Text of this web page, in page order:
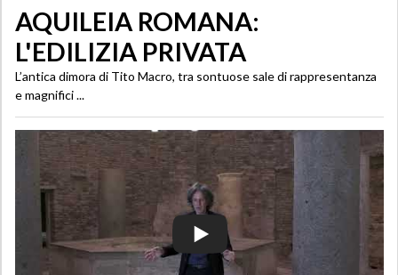
AQUILEIA ROMANA:
L'EDILIZIA PRIVATA
L’antica dimora di Tito Macro, tra sontuose sale di rappresentanza
e magnifici ...